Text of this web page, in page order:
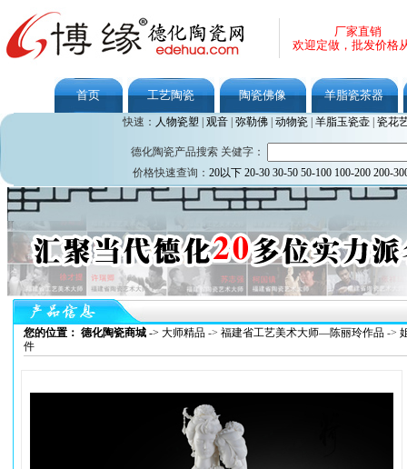
厂家直销
欢迎定做，批发价格
首页 工艺陶瓷 陶瓷佛像 羊脂瓷茶器
快速： 人物瓷塑 观音| 弥勒佛| 动物瓷| 羊脂玉瓷壶| 瓷花
德化陶瓷产品搜索 关健字：
价格快速查询： 20以下 20-30 30-50 50-100 100-200 200-
您的位置： 德化陶瓷商城 -> 大师精品 -> 福建省工艺美术大师—陈丽玲作品 ->
件